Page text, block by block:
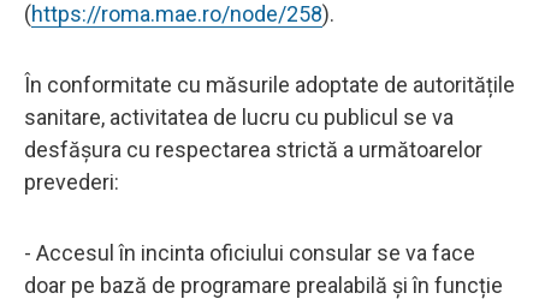
(https://roma.mae.ro/node/258).
În conformitate cu măsurile adoptate de autoritățile
sanitare, activitatea de lucru cu publicul se va
desfășura cu respectarea strictă a următoarelor
prevederi:
- Accesul în incinta oficiului consular se va face
doar pe bază de programare prealabilă și în funcție